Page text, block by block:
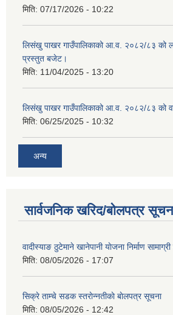
मिति: 07/17/2026 - 10:22
लिसंखु पाखर गाउँपालिकाको आ.व. २०८२/८३ को
प्रस्तुत बजेट।
मिति: 11/04/2025 - 13:20
लिसंखु पाखर गाउँपालिकाको आ.व. २०८२/८३ को
मिति: 06/25/2025 - 10:32
अन्य
सार्वजनिक खरिद/बोलपत्र
वादीस्याङ ठुटेमाने खानेपानी याेजना निर्माण
मिति: 08/05/2026 - 17:07
सिक्रे ताम्चे सडक स्तराेन्नतीकाे बाेलपत्र सूचना
मिति: 08/05/2026 - 12:42